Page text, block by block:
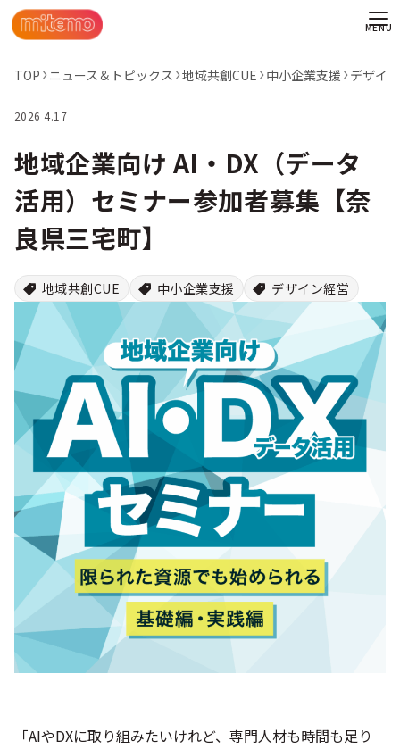
せ
TOP ニュース＆トピックス 地域共創CUE 中小企業支援 デザイ
2026 4.17
地域企業向け AI・DX（データ
活用）セミナー参加者募集【奈
良県三宅町】
地域共創CUE 中小企業支援 デザイン経営
「AIやDXに取り組みたいけれど、専門人材も時間も足り